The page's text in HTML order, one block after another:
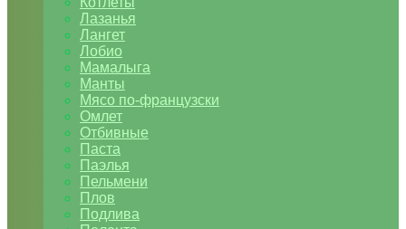
Лазанья
Лангет
Лобио
Мамалыга
Манты
Мясо по-французски
Омлет
Отбивные
Паста
Паэлья
Пельмени
Плов
Подлива